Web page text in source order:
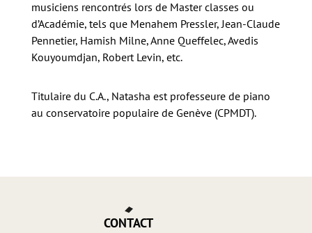
musiciens rencontrés lors de Master classes ou
d’Académie, tels que Menahem Pressler, Jean-Claude
Pennetier, Hamish Milne, Anne Queffelec, Avedis
Kouyoumdjan, Robert Levin, etc.
Titulaire du C.A., Natasha est professeure de piano
au conservatoire populaire de Genève (CPMDT).
CONTACT